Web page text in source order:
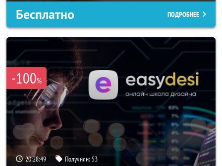
Бесплатно ПОДРОБНЕЕ
-100%
20:28:47 Получили: 53